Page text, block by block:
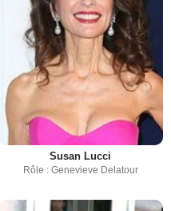
Susan Lucci
Rôle : Genevieve Delatour